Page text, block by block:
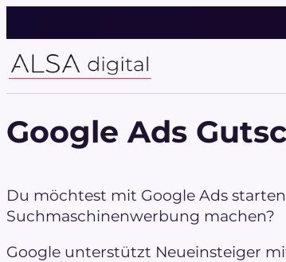
Inhalt
springen
Google Ads
Du möchtest mit Google Ads
Suchmaschinenwerbung machen?
Google unterstützt Neueinsteiger